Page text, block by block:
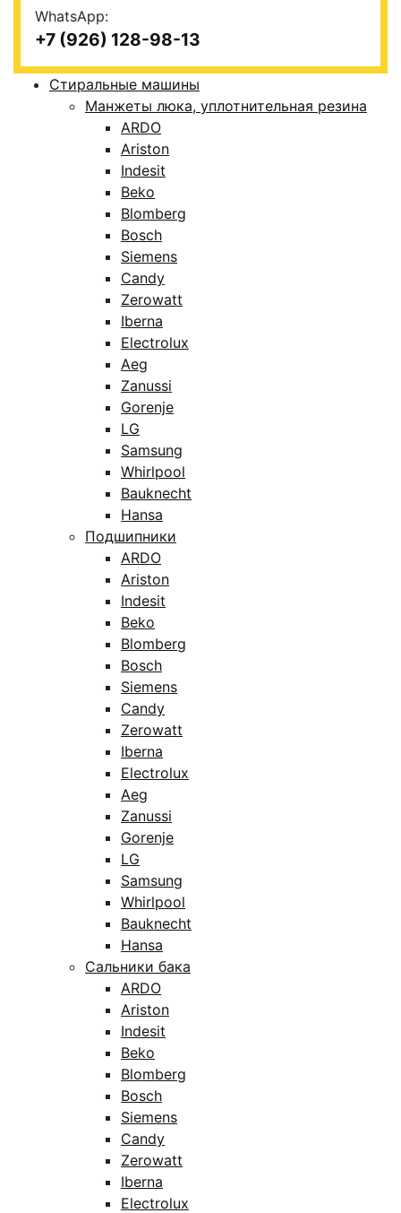
WhatsApp:
+7 (926) 128-98-13
Стиральные машины
Манжеты люка, уплотнительная резина
ARDO
Ariston
Indesit
Beko
Blomberg
Bosch
Siemens
Candy
Zerowatt
Iberna
Electrolux
Aeg
Zanussi
Gorenje
LG
Samsung
Whirlpool
Bauknecht
Hansa
Подшипники
ARDO
Ariston
Indesit
Beko
Blomberg
Bosch
Siemens
Candy
Zerowatt
Iberna
Electrolux
Aeg
Zanussi
Gorenje
LG
Samsung
Whirlpool
Bauknecht
Hansa
Сальники бака
ARDO
Ariston
Indesit
Beko
Blomberg
Bosch
Siemens
Candy
Zerowatt
Iberna
Electrolux